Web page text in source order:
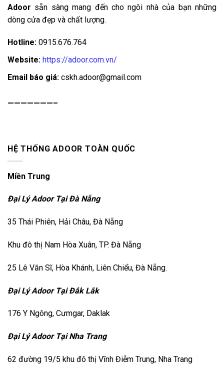
Adoor sẵn sàng mang đến cho ngôi nhà của bạn những
dòng cửa đẹp và chất lượng.
Hotline: 0915.676.764
Website: https://adoor.com.vn/
Email báo giá: cskh.adoor@gmail.com
———————–
HỆ THỐNG ADOOR TOÀN QUỐC
Miền Trung
Đại Lý Adoor Tại Đà Nẵng
35 Thái Phiên, Hải Châu, Đà Nẵng
Khu đô thị Nam Hòa Xuân, TP. Đà Nẵng
25 Lê Văn Sĩ, Hòa Khánh, Liên Chiểu, Đà Nẵng.
Đại Lý Adoor Tại Đắk Lắk
176 Y Ngông, Cưmgar, Daklak
Đại Lý Adoor Tại Nha Trang
62 đường 19/5 khu đô thị Vĩnh Điễm Trung, Nha Trang